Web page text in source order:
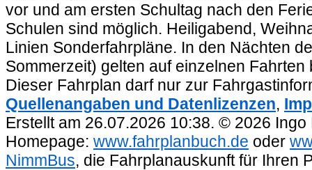
vor und am ersten Schultag nach den
Schulen sind möglich. Heiligabend,
Linien Sonderfahrpläne. In den Nächten
Sommerzeit) gelten auf einzelnen
Dieser Fahrplan darf nur zur
Quellenangaben und Datenlizenzen,
Erstellt am 26.07.2026 10:38. © 2026
Homepage: www.fahrplanbuch.de oder
NimmBus, die Fahrplanauskunft für Ihren